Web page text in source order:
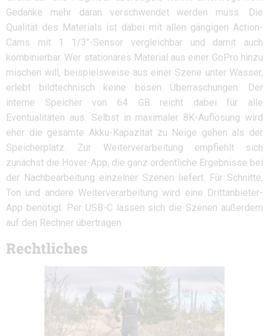
Gedanke mehr daran verschwendet werden muss. Die
Qualität des Materials ist dabei mit allen gängigen Action-
Cams mit 1 1/3″-Sensor vergleichbar und damit auch
kombinierbar. Wer stationäres Material aus einer GoPro hinzu
mischen will, beispielsweise aus einer Szene unter Wasser,
erlebt bildtechnisch keine bösen Überraschungen. Der
interne Speicher von 64 GB reicht dabei für alle
Eventualitäten aus. Selbst in maximaler 8K-Auflösung wird
eher die gesamte Akku-Kapazität zu Neige gehen als der
Speicherplatz. Zur Weiterverarbeitung empfiehlt sich
zunächst die Hover-App, die ganz ordentliche Ergebnisse bei
der Nachbearbeitung einzelner Szenen liefert. Für Schnitte,
Ton und andere Weiterverarbeitung wird eine Drittanbieter-
App benötigt. Per USB-C lassen sich die Szenen außerdem
auf den Rechner übertragen.
Rechtliches